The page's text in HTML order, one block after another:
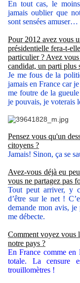
En tout cas, le
jamais oublier que
sont sensées amuser…
Pour 2012 avez vous
présidentielle fera-t-
particulier ? Avez
candidat, un parti plus
Je me fous de la
jamais en France car
me foutre de la
je pouvais, je voterais
Pensez vous qu'un
citoyens ?
Jamais! Sinon, ça se
Avez-vous déjà eu
vous ne partagez pas
Tout peut arriver, y
d’être sur le net !
demande mon avis,
me débecte.
Comment voyez vous
notre pays ?
En France comme en
totale. La censure
trouillomètres !